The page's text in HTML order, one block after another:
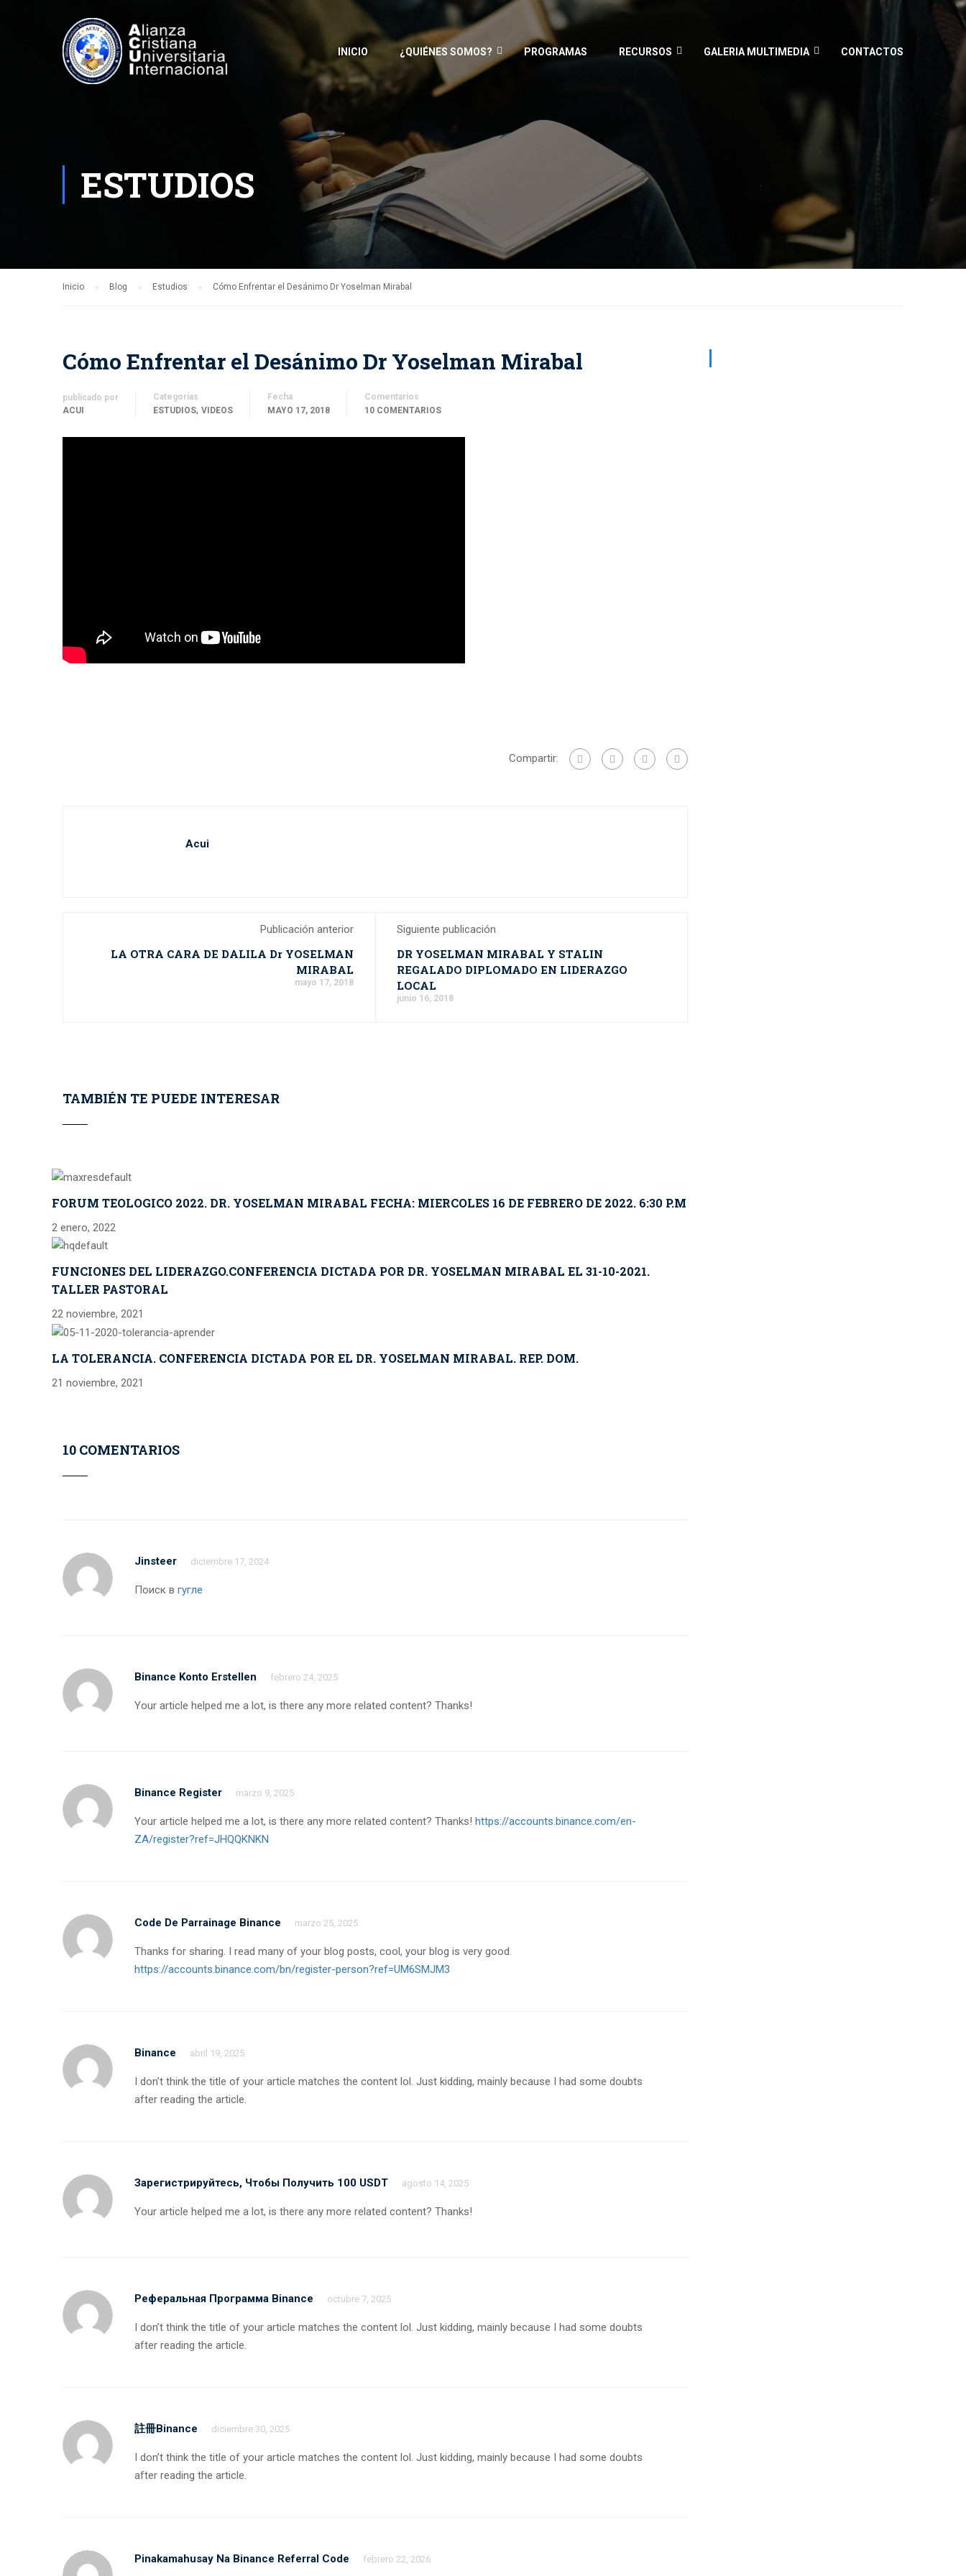
INICIO ¿QUIÉNES SOMOS? PROGRAMAS RECURSOS GALERIA MULTIMEDIA CONTACTOS
ESTUDIOS
Inicio Blog Estudios Cómo Enfrentar el Desánimo Dr Yoselman Mirabal
Cómo Enfrentar el Desánimo Dr Yoselman Mirabal
publicado por
ACUI
Categorías
ESTUDIOS, VIDEOS
Fecha
MAYO 17, 2018
Comentarios
10 COMENTARIOS
Compartir:
Acui
Publicación anterior
LA OTRA CARA DE DALILA Dr YOSELMAN
MIRABAL
mayo 17, 2018
Siguiente publicación
DR YOSELMAN MIRABAL Y STALIN
REGALADO DIPLOMADO EN LIDERAZGO
LOCAL
junio 16, 2018
TAMBIÉN TE PUEDE INTERESAR
FORUM TEOLOGICO 2022. DR. YOSELMAN MIRABAL FECHA: MIERCOLES 16 DE FEBRERO DE 2022. 6:30 P.M
2 enero, 2022
FUNCIONES DEL LIDERAZGO.CONFERENCIA DICTADA POR DR. YOSELMAN MIRABAL EL 31-10-2021.
TALLER PASTORAL
22 noviembre, 2021
LA TOLERANCIA. CONFERENCIA DICTADA POR EL DR. YOSELMAN MIRABAL. REP. DOM.
21 noviembre, 2021
10 COMENTARIOS
Jinsteer diciembre 17, 2024
Поиск в гугле
Binance Konto Erstellen febrero 24, 2025
Your article helped me a lot, is there any more related content? Thanks!
Binance Register marzo 9, 2025
Your article helped me a lot, is there any more related content? Thanks! https://accounts.binance.com/en-
ZA/register?ref=JHQQKNKN
Code De Parrainage Binance marzo 25, 2025
Thanks for sharing. I read many of your blog posts, cool, your blog is very good.
https://accounts.binance.com/bn/register-person?ref=UM6SMJM3
Binance abril 19, 2025
I don’t think the title of your article matches the content lol. Just kidding, mainly because I had some doubts
after reading the article.
Зарегистрируйтесь, Чтобы Получить 100 USDT agosto 14, 2025
Your article helped me a lot, is there any more related content? Thanks!
Реферальная Программа Binance octubre 7, 2025
I don’t think the title of your article matches the content lol. Just kidding, mainly because I had some doubts
after reading the article.
註冊binance diciembre 30, 2025
I don’t think the title of your article matches the content lol. Just kidding, mainly because I had some doubts
after reading the article.
Pinakamahusay Na Binance Referral Code febrero 22, 2026